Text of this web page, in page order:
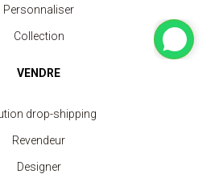
Personnaliser
Collection
VENDRE
drop-shipping
Revendeur
Designer